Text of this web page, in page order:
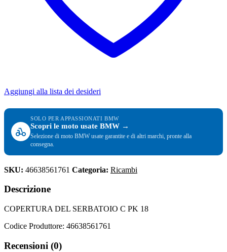
Aggiungi alla lista dei desideri
SOLO PER APPASSIONATI BMW
Scopri le moto usate BMW →
Selezione di moto BMW usate garantite e di altri marchi, pronte alla
consegna.
SKU: 46638561761 Categoria: Ricambi
Descrizione
COPERTURA DEL SERBATOIO C PK 18
Codice Produttore: 46638561761
Recensioni (0)